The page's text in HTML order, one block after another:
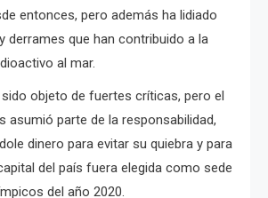
entonces, pero además ha lidiado
derrames que han contribuido a la
al mar.
objeto de fuertes críticas, pero el
asumió parte de la responsabilidad,
dinero para evitar su quiebra y para
del país fuera elegida como sede
del año 2020.